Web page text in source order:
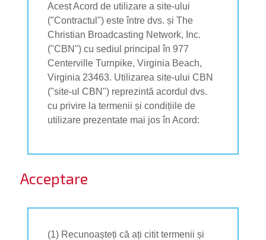
Acest Acord de utilizare a site-ului
("Contractul") este între dvs. și The
Christian Broadcasting Network, Inc.
("CBN") cu sediul principal în 977
Centerville Turnpike, Virginia Beach,
Virginia 23463. Utilizarea site-ului CBN
("site-ul CBN") reprezintă acordul dvs.
cu privire la termenii și condițiile de
utilizare prezentate mai jos în Acord:
Acceptare
(1) Recunoașteți că ați citit termenii și